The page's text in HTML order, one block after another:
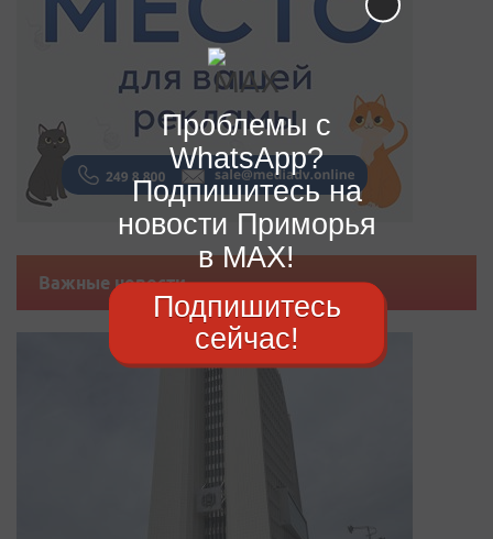
Важные новости
Проблемы с
WhatsApp?
Подпишитесь на
новости Приморья
в MAX!
Подпишитесь
сейчас!